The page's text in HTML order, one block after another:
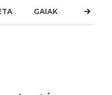
GAIAK